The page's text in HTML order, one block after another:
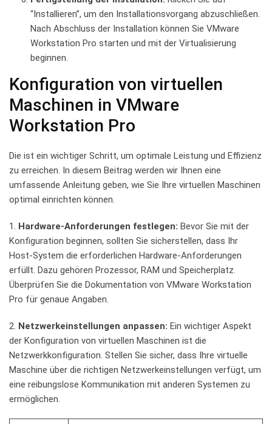
“Installieren”, um ‌den Installationsvorgang abzuschließen.
Nach Abschluss der ‌Installation ​können⁤ Sie VMware
Workstation Pro starten und mit​ der Virtualisierung
beginnen.
Konfiguration von virtuellen
Maschinen in VMware
Workstation‌ Pro
Die ist ein ​wichtiger ⁢Schritt, um optimale‌ Leistung und Effizienz
zu erreichen. In diesem Beitrag werden wir ​Ihnen ⁢eine⁣
umfassende Anleitung geben, wie Sie Ihre virtuellen Maschinen
‍optimal einrichten können.
1. Hardware-Anforderungen festlegen: Bevor Sie mit ⁤der
Konfiguration⁤ beginnen, sollten‌ Sie sicherstellen, dass Ihr
Host-System die erforderlichen ⁢Hardware-Anforderungen
erfüllt. Dazu⁤ gehören Prozessor, RAM und ‍Speicherplatz.‌
Überprüfen Sie ⁣die ‍Dokumentation​ von‍ VMware Workstation
Pro für genaue Angaben.
2.​ Netzwerkeinstellungen anpassen: Ein⁤ wichtiger Aspekt
der Konfiguration von‍ virtuellen Maschinen ​ist die
‍Netzwerkkonfiguration. ‌Stellen Sie sicher, dass Ihre⁣ virtuelle
‌Maschine ⁢über die richtigen⁢ Netzwerkeinstellungen ​verfügt, um
‌eine reibungslose Kommunikation mit⁤ anderen Systemen zu
ermöglichen.